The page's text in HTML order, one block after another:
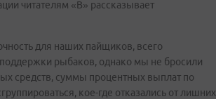
читателям «В» рассказывает
для наших пайщиков, всего
поддержки рыбаков, однако мы не бросили
средств, суммы процентных выплат по
кое-где отказались от лишних